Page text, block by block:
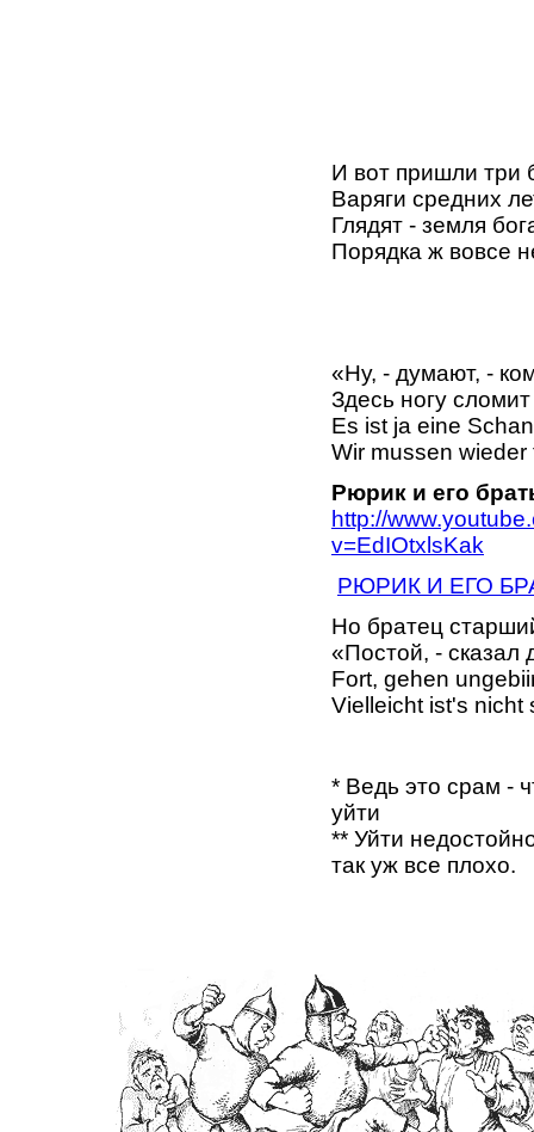
И вот пришли три
Варяги средних
Глядят - земля
Порядка ж вовсе
«Ну, - думают, -
Здесь ногу сломит
Es ist ja eine
Wir mussen wieder
Рюрик и его
http://
v=EdIOtxlsKak
РЮРИК И ЕГО
Но братец
«Постой, - сказал
Fort, gehen
Vielleicht ist's nicht
* Ведь это срам -
уйти
** Уйти
так уж все плохо.